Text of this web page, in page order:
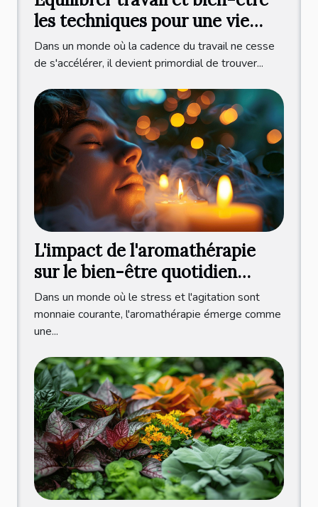
les techniques pour une vie
harmonieuse
Dans un monde où la cadence du travail ne cesse
de s'accélérer, il devient primordial de trouver...
L'impact de l'aromathérapie
sur le bien-être quotidien
huiles essentielles et relaxation
Dans un monde où le stress et l'agitation sont
monnaie courante, l'aromathérapie émerge comme
une...